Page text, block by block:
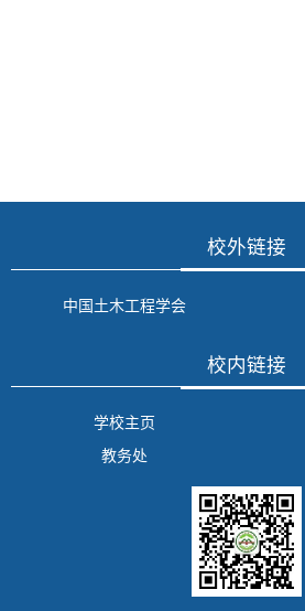
校外链接
中国土木工程学会
校内链接
学校主页
教务处